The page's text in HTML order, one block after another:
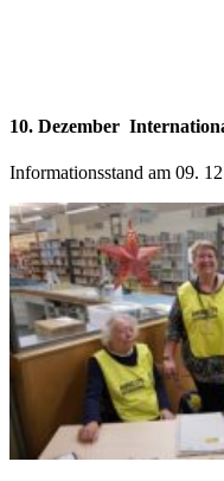
10. Dezember
Informationsstand am 09.